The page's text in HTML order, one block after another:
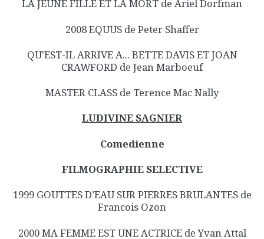
LA JEUNE FILLE ET LA MORT de Ariel Dorfman
2008 EQUUS de Peter Shaffer
QU'EST-IL ARRIVE A... BETTE DAVIS ET JOAN
CRAWFORD de Jean Marboeuf
MASTER CLASS de Terence Mac Nally
LUDIVINE SAGNIER
Comedienne
FILMOGRAPHIE SELECTIVE
1999 GOUTTES D’EAU SUR PIERRES BRULANTES de
Francois Ozon
2000 MA FEMME EST UNE ACTRICE de Yvan Attal